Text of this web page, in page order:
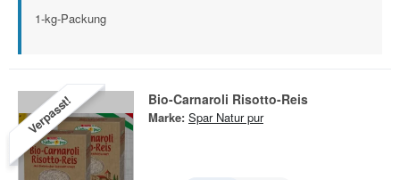
1-kg-Packung
Verpasst! Bio-Carnaroli Risotto-Reis
Marke: Spar Natur pur